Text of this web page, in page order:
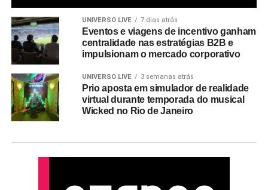
UNIVERSO LIVE 7 dias atrás
Eventos e viagens de incentivo ganham
centralidade nas estratégias B2B e
impulsionam o mercado corporativo
UNIVERSO LIVE 3 semanas atrás
Prio aposta em simulador de realidade
virtual durante temporada do musical
Wicked no Rio de Janeiro